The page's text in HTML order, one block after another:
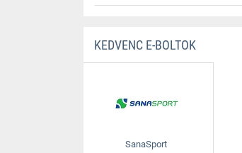
KEDVENC E-BOLTOK
SanaSport